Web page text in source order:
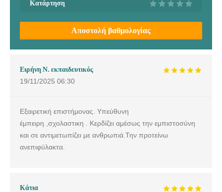
Κατάρτηση
Αποστολή βαθμολογίας
Ειρήνη Ν. εκπαιδευτικός
19/11/2025 06:30
Εξαιρετική επιστήμονας. Υπεύθυνη
έμπειρη ,σχολαστικη . Κερδίζει αμέσως την εμπιστοσύνη
και σε αντιμετωπίζει με ανθρωπιά.Την προτείνω
ανεπιφύλακτα.
Κάτια